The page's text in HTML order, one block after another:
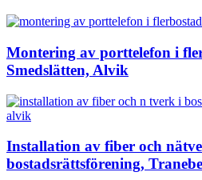
Montering av porttelefon i
Smedslätten, Alvik
Installation av fiber och
bostadsrättsförening,